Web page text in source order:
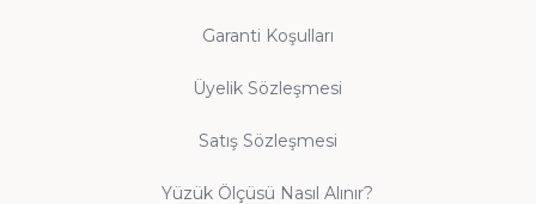
Garanti Koşulları
Üyelik Sözleşmesi
Satış Sözleşmesi
Yüzük Ölçüsü Nasıl Alınır?